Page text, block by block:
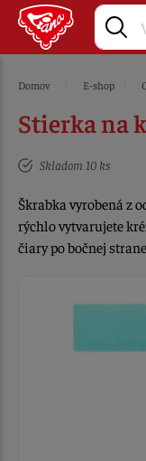
Domov E-shop
Stierka na
Skladom 10 ks
Škrabka vyrobená z
rýchlo vytvarujete
čiary po bočnej